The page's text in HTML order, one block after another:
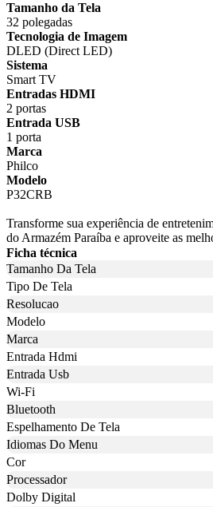
Tamanho da Tela
32 polegadas
Tecnologia de Imagem
DLED (Direct LED)
Sistema
Smart TV
Entradas HDMI
2 portas
Entrada USB
1 porta
Marca
Philco
Modelo
P32CRB
Transforme sua experiência de
do Armazém Paraíba e aproveite as
Ficha técnica
Tamanho Da Tela
Tipo De Tela
Resolucao
Modelo
Marca
Entrada Hdmi
Entrada Usb
Wi-Fi
Bluetooth
Espelhamento De Tela
Idiomas Do Menu
Cor
Processador
Dolby Digital